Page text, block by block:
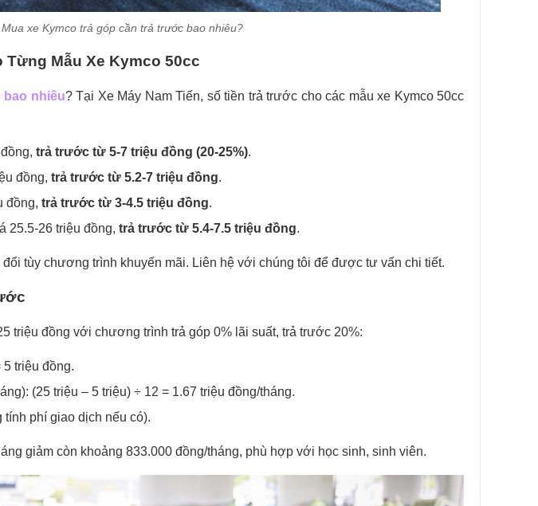
Mua xe Kymco trả góp cần trả trước bao nhiêu?
Từng Mẫu Xe Kymco 50cc
bao nhiêu? Tại Xe Máy Nam Tiến, số tiền trả trước cho các mẫu xe Kymco 50cc
trả trước từ 5-7 triệu đồng (20-25%).
đồng, trả trước từ 5.2-7 triệu đồng.
đồng, trả trước từ 3-4.5 triệu đồng.
25.5-26 triệu đồng, trả trước từ 5.4-7.5 triệu đồng.
tùy chương trình khuyến mãi. Liên hệ với chúng tôi để được tư vấn chi tiết.
triệu đồng với chương trình trả góp 0% lãi suất, trả trước 20%:
5 triệu đồng.
(25 triệu – 5 triệu) ÷ 12 = 1.67 triệu đồng/tháng.
tính phí giao dịch nếu có).
giảm còn khoảng 833.000 đồng/tháng, phù hợp với học sinh, sinh viên.